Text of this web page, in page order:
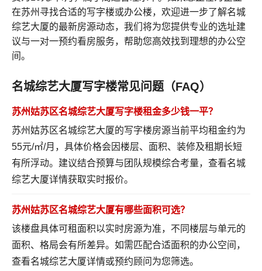
在苏州寻找合适的写字楼或办公楼，欢迎进一步了解名城
综艺大厦的最新房源动态，我们将为您提供专业的选址建
议与一对一预约看房服务，帮助您高效找到理想的办公空
间。
名城综艺大厦写字楼常见问题（FAQ）
苏州姑苏区名城综艺大厦写字楼租金多少钱一平？
苏州姑苏区名城综艺大厦的写字楼房源当前平均租金约为
55元/㎡/月，具体价格会因楼层、面积、装修及租期长短
有所浮动。建议结合预算与团队规模综合考量， 查看名城
综艺大厦详情获取实时报价。
苏州姑苏区名城综艺大厦有哪些面积可选？
该楼盘具体可租面积以实时房源为准，不同楼层与单元的
面积、格局会有所差异。如需匹配合适面积的办公空间，
查看名城综艺大厦详情或预约顾问为您筛选。